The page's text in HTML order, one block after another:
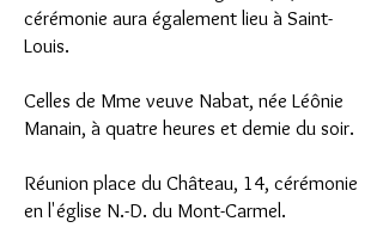
cérémonie aura également lieu à Saint-
Louis.
Celles de Mme veuve Nabat, née Léônie
Manain, à quatre heures et demie du soir.
Réunion place du Château, 14, cérémonie
en l'église N.-D. du Mont-Carmel.